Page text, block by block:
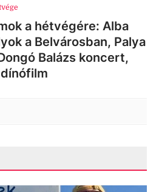
a hétvégére: Alba
a Belvárosban, Palya
Balázs koncert,